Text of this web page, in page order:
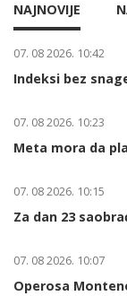
NAJNOVIJE
07. 08 2026. 10:42
Indeksi bez
07. 08 2026. 10:23
Meta mora da
07. 08 2026. 10:15
Za dan 23
07. 08 2026. 10:07
Operosa